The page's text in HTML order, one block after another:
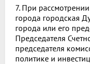
7. При
города городская
города или его
Председателя
председателя
политике и